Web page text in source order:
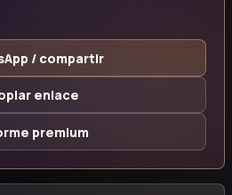
/ compartir
enlace
premium